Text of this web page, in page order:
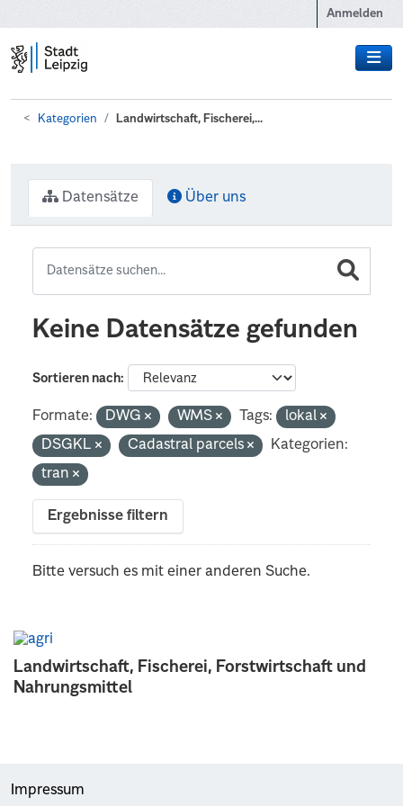
Anmelden
Kategorien Landwirtschaft, Fischerei,...
Landwirtschaft, Fischerei, Forstwirtschaft und
Nahrungsmittel
Datensätze Über uns
Keine Datensätze gefunden
Sortieren nach
Formate: DWG WMS Tags:
lokal
DSGKL
Cadastral parcels
Kategorien:
tran
Ergebnisse filtern
Bitte versuch es mit einer anderen Suche.
Impressum